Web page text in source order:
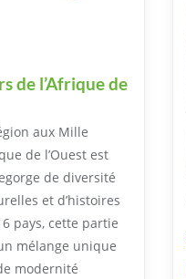
de l’Afrique de
aux Mille
de l’Ouest est
de diversité
et d’histoires
pays, cette partie
mélange unique
modernité